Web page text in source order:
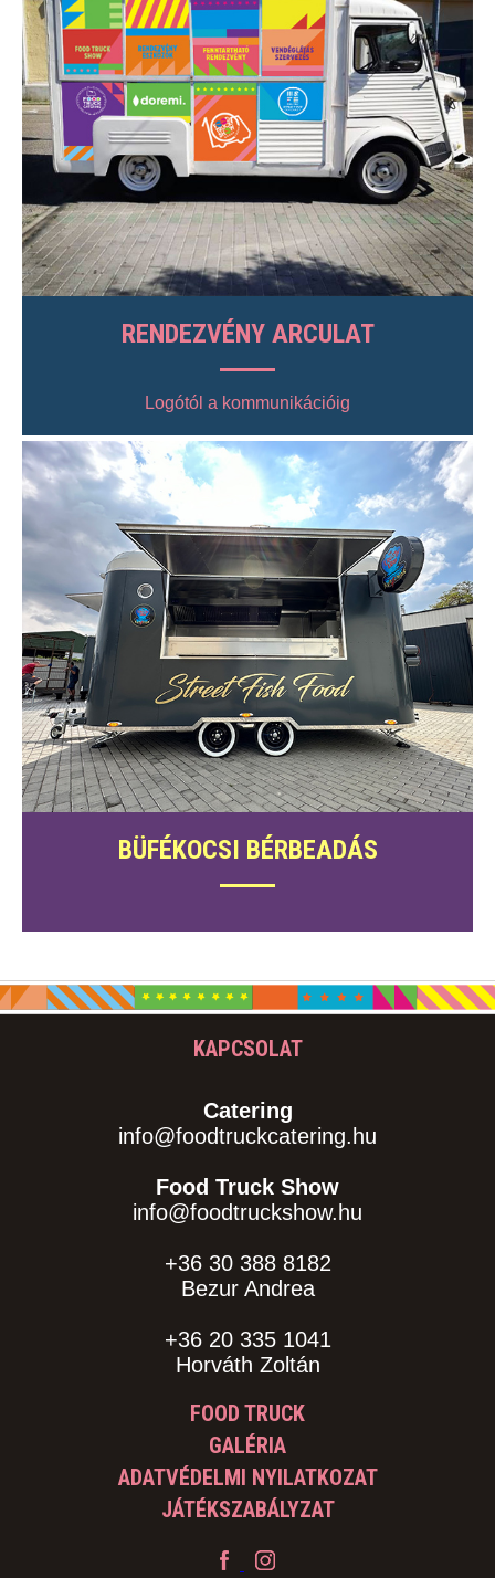
RENDEZVÉNY ARCULAT
Logótól a kommunikációig
BÜFÉKOCSI BÉRBEADÁS
KAPCSOLAT
Catering
info@foodtruckcatering.hu
Food Truck Show
info@foodtruckshow.hu
+36 30 388 8182
Bezur Andrea
+36 20 335 1041
Horváth Zoltán
FOOD TRUCK
GALÉRIA
ADATVÉDELMI NYILATKOZAT
JÁTÉKSZABÁLYZAT